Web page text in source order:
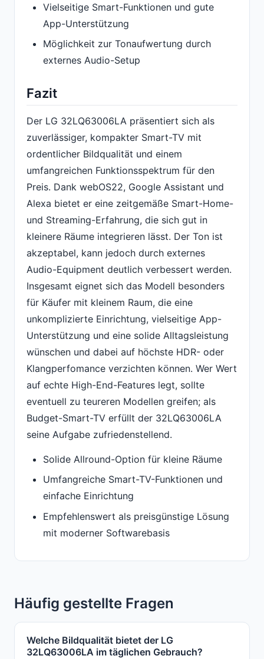
Vielseitige Smart-Funktionen und gute
App-Unterstützung
Möglichkeit zur Tonaufwertung durch
externes Audio-Setup
Fazit
Der LG 32LQ63006LA präsentiert sich als
zuverlässiger, kompakter Smart-TV mit
ordentlicher Bildqualität und einem
umfangreichen Funktionsspektrum für den
Preis. Dank webOS22, Google Assistant und
Alexa bietet er eine zeitgemäße Smart-Home-
und Streaming-Erfahrung, die sich gut in
kleinere Räume integrieren lässt. Der Ton ist
akzeptabel, kann jedoch durch externes
Audio-Equipment deutlich verbessert werden.
Insgesamt eignet sich das Modell besonders
für Käufer mit kleinem Raum, die eine
unkomplizierte Einrichtung, vielseitige App-
Unterstützung und eine solide Alltagsleistung
wünschen und dabei auf höchste HDR- oder
Klangperfomance verzichten können. Wer Wert
auf echte High-End-Features legt, sollte
eventuell zu teureren Modellen greifen; als
Budget-Smart-TV erfüllt der 32LQ63006LA
seine Aufgabe zufriedenstellend.
Solide Allround-Option für kleine Räume
Umfangreiche Smart-TV-Funktionen und
einfache Einrichtung
Empfehlenswert als preisgünstige Lösung
mit moderner Softwarebasis
Häufig gestellte Fragen
Welche Bildqualität bietet der LG
32LQ63006LA im täglichen Gebrauch?